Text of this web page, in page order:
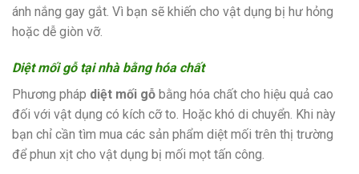
ánh nắng gay gắt. Vì bạn sẽ khiến cho vật dụng bị hư hỏng
hoặc dễ giòn vỡ.
Diệt mối gỗ tại nhà bằng hóa chất
Phương pháp diệt mối gỗ bằng hóa chất cho hiệu quả cao
đối với vật dụng có kích cỡ to. Hoặc khó di chuyển. Khi này
bạn chỉ cần tìm mua các sản phẩm diệt mối trên thị trường
để phun xịt cho vật dụng bị mối mọt tấn công.